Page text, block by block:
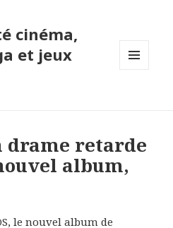
cinéma,
et jeux
drame retarde
album,
le nouvel album de